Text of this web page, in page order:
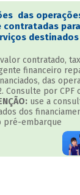
das
contratadas
contratado,
financeiro
das
Consulte por CPF
use a
dos
pré-embarque